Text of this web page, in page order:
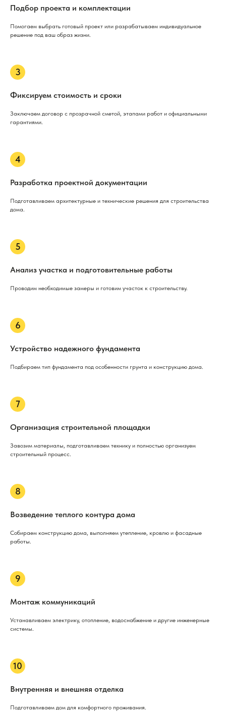
Подбор проекта и комплектации
Помогаем выбрать готовый проект или разрабатываем индивидуальное
решение под ваш образ жизни.
Фиксируем стоимость и сроки
Заключаем договор с прозрачной сметой, этапами работ и официальными
гарантиями.
Разработка проектной документации
Подготавливаем архитектурные и технические решения для строительства
дома.
Анализ участка и подготовительные работы
Проводим необходимые замеры и готовим участок к строительству.
Устройство надежного фундамента
Подбираем тип фундамента под особенности грунта и конструкцию дома.
Организация строительной площадки
Завозим материалы, подготавливаем технику и полностью организуем
строительный процесс.
Возведение теплого контура дома
Собираем конструкцию дома, выполняем утепление, кровлю и фасадные
работы.
Монтаж коммуникаций
Устанавливаем электрику, отопление, водоснабжение и другие инженерные
системы.
Внутренняя и внешняя отделка
Подготавливаем дом для комфортного проживания.